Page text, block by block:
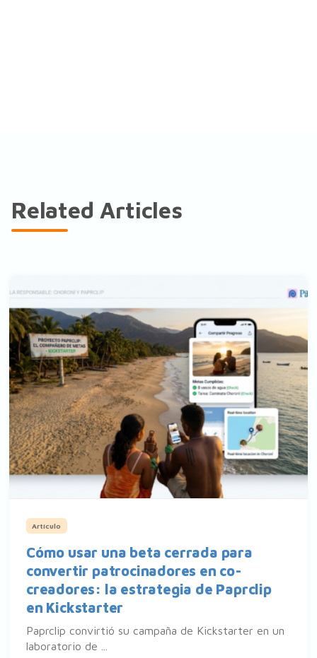
Related Articles
Artículo
Cómo usar una beta cerrada para
convertir patrocinadores en co-
creadores: la estrategia de Paprclip
en Kickstarter
Paprclip convirtió su campaña de Kickstarter en un
laboratorio de ...